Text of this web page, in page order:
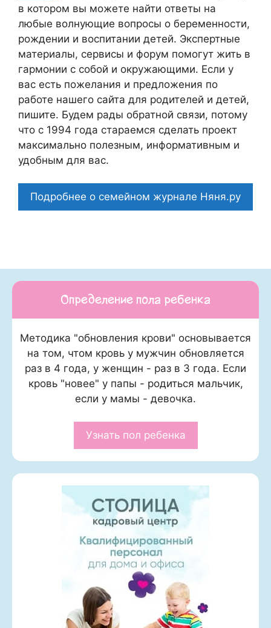
в котором вы можете найти ответы на
любые волнующие вопросы о беременности,
рождении и воспитании детей. Экспертные
материалы, сервисы и форум помогут жить в
гармонии с собой и окружающими. Если у
вас есть пожелания и предложения по
работе нашего сайта для родителей и детей,
пишите. Будем рады обратной связи, потому
что c 1994 года стараемся сделать проект
максимально полезным, информативным и
удобным для вас.
Подробнее о семейном журнале Няня.ру
Определение пола ребенка
Методика "обновления крови" основывается
на том, чтом кровь у мужчин обновляется
раз в 4 года, у женщин - раз в 3 года. Если
кровь "новее" у папы - родиться мальчик,
если у мамы - девочка.
Узнать пол ребенка